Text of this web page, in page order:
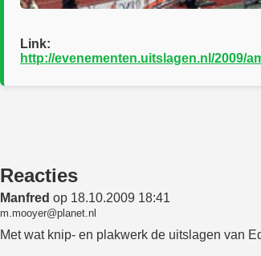
Link:
http://evenementen.uitslagen.nl/2009/
Reacties
Manfred op 18.10.2009 18:41
m.mooyer@planet.nl
Met wat knip- en plakwerk de uitslagen van